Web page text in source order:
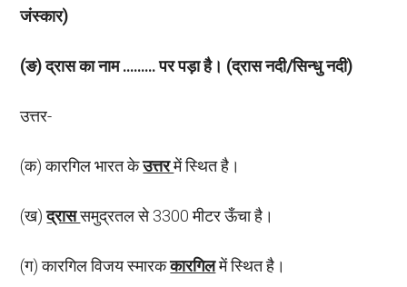
जंस्कार)
(ङ) द्रास का नाम ……… पर पड़ा है। (द्रास नदी/सिन्धु नदी)
उत्तर-
(क) कारगिल भारत केउत्तरमें स्थित है।
(ख)द्राससमुद्रतल से 3300 मीटर ऊँचा है।
(ग) कारगिल विजय स्मारककारगिलमें स्थित है।